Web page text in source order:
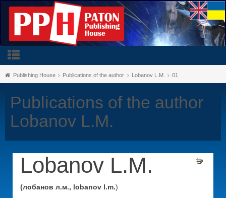
Publishing House Publications of the author Lobanov L.M. 01
Publications of the author
Lobanov L.M.
Lobanov L.M.
(лобанов л.м., lobanov l.m.)